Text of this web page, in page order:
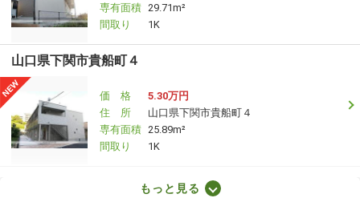
専有面積 29.71m²
間取り
1K
山口県下関市貴船町４
価 格
5.30万円
住 所
山口県下関市貴船町４
専有面積 25.89m²
間取り
1K
もっと見る